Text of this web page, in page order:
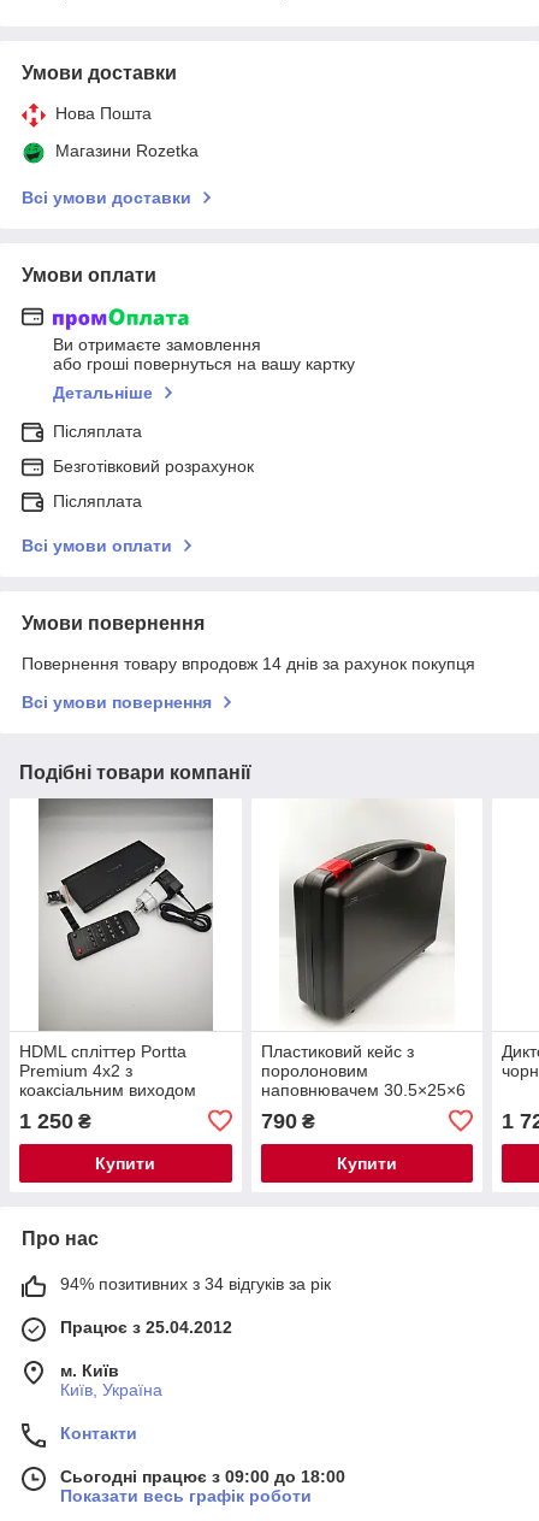
Умови доставки
Нова Пошта
Магазини Rozetka
Всі умови доставки
Умови оплати
Ви отримаєте замовлення
або гроші повернуться на вашу картку
Детальніше
Післяплата
Безготівковий розрахунок
Післяплата
Всі умови оплати
Умови повернення
Повернення товару впродовж 14 днів за рахунок покупця
Всі умови повернення
Подібні товари компанії
HDML спліттер Portta
Premium 4x2 з
коаксіальним виходом
пультом, чорний
1 250 ₴
Купити
Пластиковий кейс з
поролоновим
наповнювачем 30.5×25×6
790₴
Купити
1
Про нас
94% позитивних з 34 відгуків за рік
Працює з 25.04.2012
м. Київ
Київ, Україна
Контакти
Сьогодні працює з 09:00 до 18:00
Показати весь графік роботи